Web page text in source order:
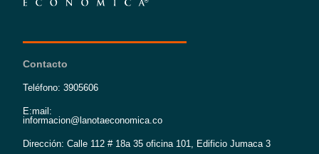
Contacto
Teléfono: 3905606
E:mail:
informacion@lanotaeconomica.co
Dirección: Calle 112 # 18a 35 oficina 101, Edificio Jumaca 3